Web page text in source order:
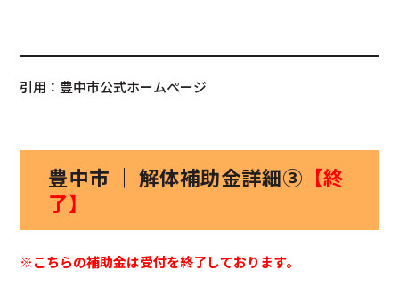
引用：豊中市公式ホームページ
豊中市 ｜ 解体補助金詳細③ 【終
了】
※こちらの補助金は受付を終了しております。